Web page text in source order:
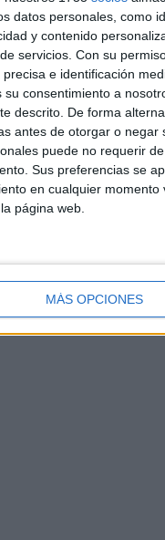
datos personales, como
y contenido
servicios. Con su
e identificación
su consentimiento a
descrito. De forma
antes de otorgar o negar
puede no requerir
Sus preferencias se
en cualquier
página web.
MÁS OPCIONES